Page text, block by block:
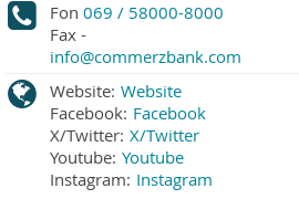
Fon 069 / 58000-8000
Fax -
info@commerzbank.com
Website: Website
Facebook: Facebook
X/Twitter: X/Twitter
Youtube: Youtube
Instagram: Instagram